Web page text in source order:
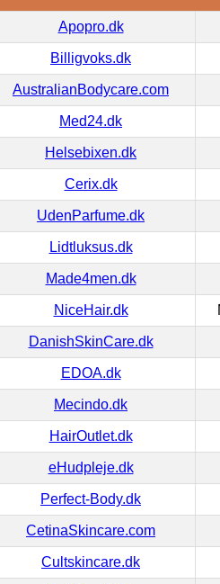
Apopro.dk
Billigvoks.dk
AustralianBodycare.com
Med24.dk
Helsebixen.dk
Cerix.dk
UdenParfume.dk
Lidtluksus.dk
Made4men.dk
NiceHair.dk
DanishSkinCare.dk
EDOA.dk
Mecindo.dk
HairOutlet.dk
eHudpleje.dk
Perfect-Body.dk
CetinaSkincare.com
Cultskincare.dk